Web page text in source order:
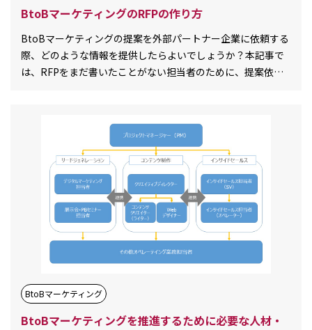
BtoBマーケティングのRFPの作り方
BtoBマーケティングの提案を外部パートナー企業に依頼する
際、どのような情報を提供したらよいでしょうか？本記事で
は、RFPをまだ書いたことがない担当者のために、提案依頼
BtoBマーケティング
BtoBマーケティングを推進するために必要な人材・